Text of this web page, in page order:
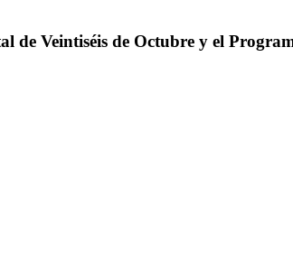
Veintiséis de Octubre y el